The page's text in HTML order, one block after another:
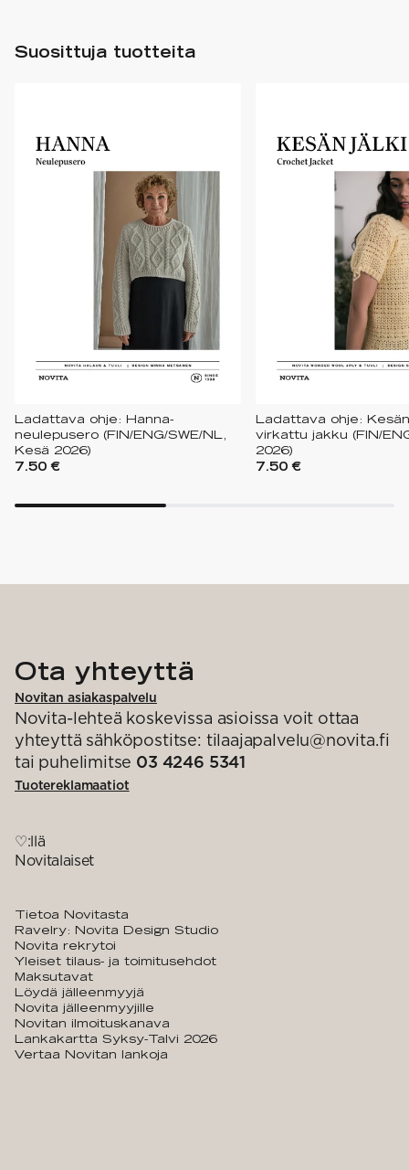
Suosittuja tuotteita
Ladattava ohje: Hanna-
neulepusero (FIN/ENG/SWE/NL,
Kesä 2026)
7.50 €
Ladattava ohje:
virkattu jakku (FIN/
2026)
7.50 €
Ota yhteyttä
Novitan asiakaspalvelu
Novita-lehteä koskevissa asioissa voit ottaa
yhteyttä sähköpostitse: tilaajapalvelu@novita.fi
tai puhelimitse 03 4246 5341
Tuotereklamaatiot
♡:llä
Novitalaiset
Tietoa Novitasta
Ravelry: Novita Design Studio
Novita rekrytoi
Yleiset tilaus- ja toimitusehdot
Maksutavat
Löydä jälleenmyyjä
Novita jälleenmyyjille
Novitan ilmoituskanava
Lankakartta Syksy-Talvi 2026
Vertaa Novitan lankoja